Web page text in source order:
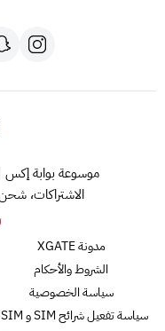
الاشتراكات،
مدونة XGATE
الشروط والأحكام
سياسة الخصوصية
سياسة تفعيل شرائح SIM و eSIM